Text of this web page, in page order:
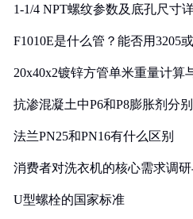
1-1/4 NPT螺纹参数及底孔尺寸
F1010E是什么管？能否用3205
20x40x2镀锌方管单米重量计算
抗渗混凝土中P6和P8膨胀剂分
法兰PN25和PN16有什么区别
消费者对洗衣机的核心需求调
U型螺栓的国家标准